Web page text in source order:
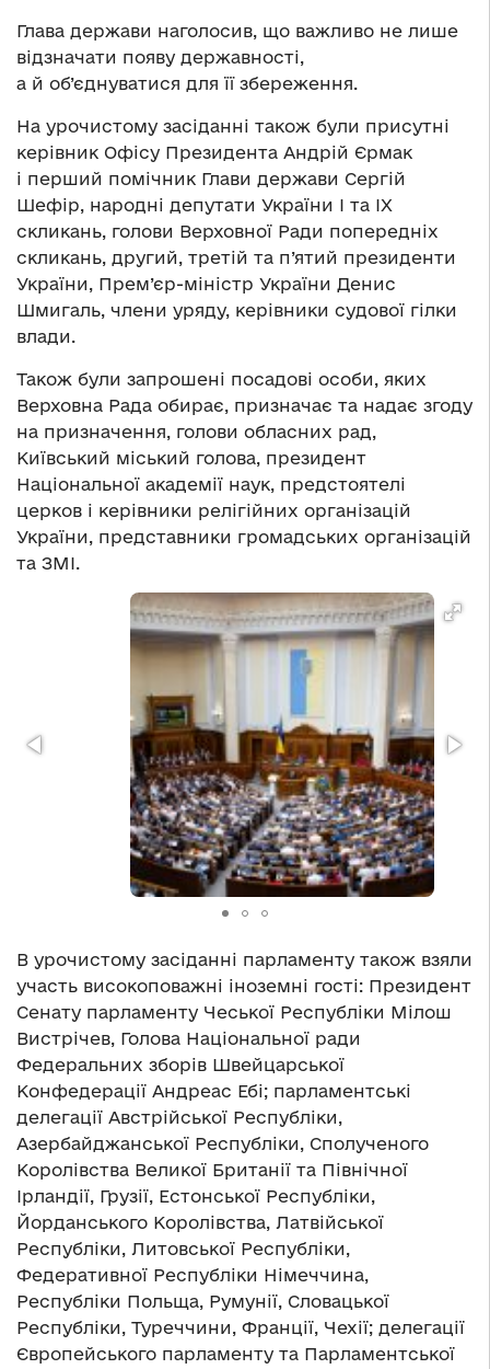
Глава держави наголосив, що важливо не лише
відзначати появу державності,
а й об’єднуватися для її збереження.
На урочистому засіданні також були присутні
керівник Офісу Президента Андрій Єрмак
і перший помічник Глави держави Сергій
Шефір, народні депутати України І та ІХ
скликань, голови Верховної Ради попередніх
скликань, другий, третій та п’ятий президенти
України, Прем’єр-міністр України Денис
Шмигаль, члени уряду, керівники судової гілки
влади.
Також були запрошені посадові особи, яких
Верховна Рада обирає, призначає та надає згоду
на призначення, голови обласних рад,
Київський міський голова, президент
Національної академії наук, предстоятелі
церков і керівники релігійних організацій
України, представники громадських організацій
та ЗМІ.
В урочистому засіданні парламенту також взяли
участь високоповажні іноземні гості: Президент
Сенату парламенту Чеської Республіки Мілош
Вистрічев, Голова Національної ради
Федеральних зборів Швейцарської
Конфедерації Андреас Ебі; парламентські
делегації Австрійської Республіки,
Азербайджанської Республіки, Сполученого
Королівства Великої Британії та Північної
Ірландії, Грузії, Естонської Республіки,
Йорданського Королівства, Латвійської
Республіки, Литовської Республіки,
Федеративної Республіки Німеччина,
Республіки Польща, Румунії, Словацької
Республіки, Туреччини, Франції, Чехії; делегації
Європейського парламенту та Парламентської